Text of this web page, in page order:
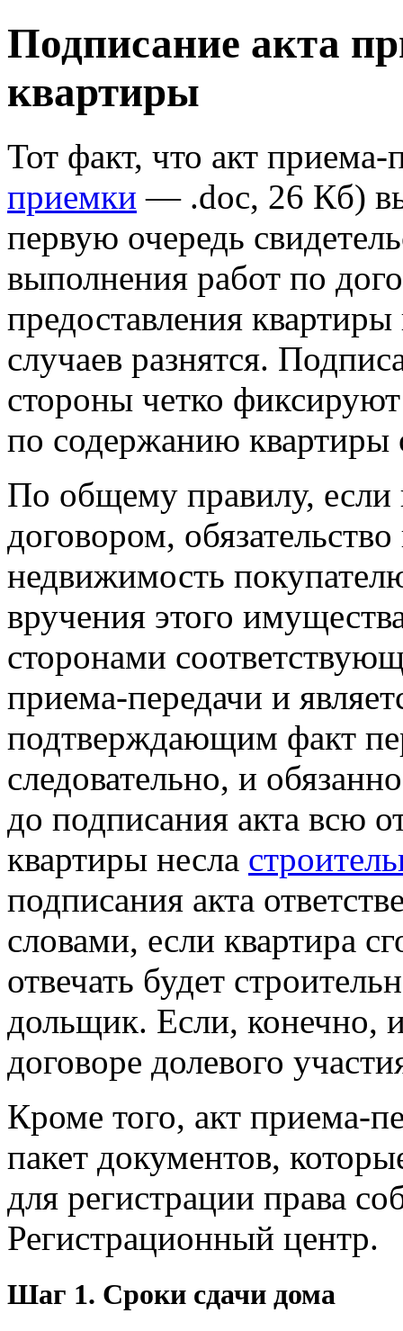
Подписание акта
квартиры
Тот факт, что акт
приемки — .doc, 26 Кб)
первую очередь
выполнения работ по
предоставления
случаев разнятся.
стороны четко
по содержанию квартиры
По общему правилу, если
договором,
недвижимость
вручения этого
сторонами
приема-передачи и
подтверждающим факт
следовательно, и
до подписания акта всю
квартиры несла
подписания акта
словами, если квартира
отвечать будет
дольщик. Если, конечно,
договоре долевого
Кроме того, акт приема-
пакет документов,
для регистрации права
Регистрационный центр.
Шаг 1. Сроки сдачи дома